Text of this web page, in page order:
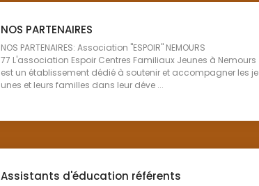
NOS PARTENAIRES
NOS PARTENAIRES: Association "ESPOIR" NEMOURS
77 L'association Espoir Centres Familiaux Jeunes à Nemours
est un établissement dédié à soutenir et accompagner les je
unes et leurs familles dans leur déve ...
Assistants d'éducation référents